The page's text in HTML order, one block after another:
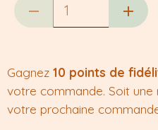
Gagnez 10 points de
votre commande. Soit une
votre prochaine